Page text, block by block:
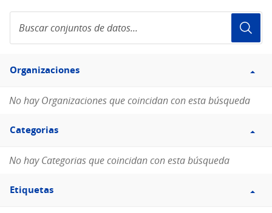
conjuntos
de
Filtro
Organizaciones
Organizaciones
No hay Organizaciones que coincidan con esta búsqueda
Filtro
Categorias
Categorias
No hay Categorias que coincidan con esta búsqueda
Filtro
Etiquetas
Etiquetas